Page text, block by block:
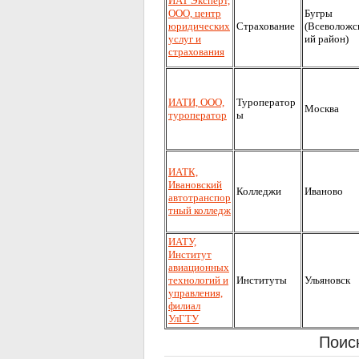
ООО, центр
юридических
услуг и
страхования
Страхование
Бугры
ий район)
ИАТИ, ООО,
туроператор
Туроператор
ы
Москва
ИАТК,
Ивановский
автотранспор
тный колледж
Колледжи Иваново
ИАТУ,
Институт
авиационных
технологий и
управления,
филиал
УлГТУ
Институты Ульяновск